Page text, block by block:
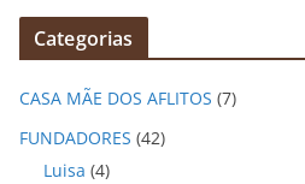
q
v
o
Categorias
CASA MÃE DOS AFLITOS (7)
FUNDADORES (42)
Luisa (4)